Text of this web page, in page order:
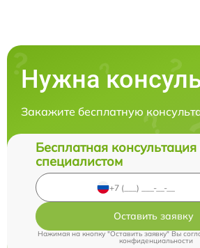
Нужна
Закажите бесплатную
Бесплатная консультация
специалистом
Оставить заявку
Нажимая на кнопку "Оставить заявку" Вы
конфиденциальности